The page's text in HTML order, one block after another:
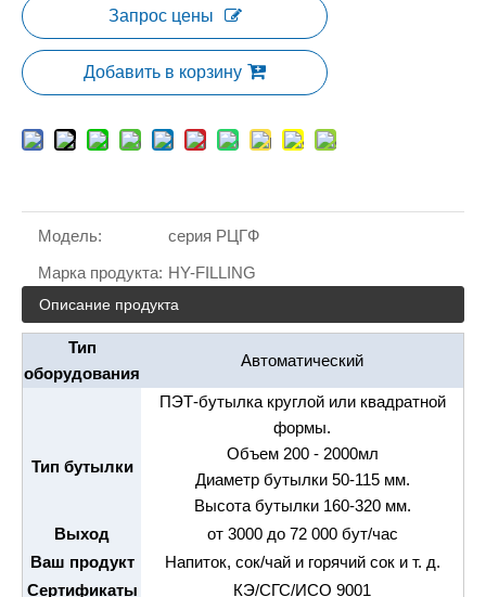
Запрос цены
Добавить в корзину
Модель:
серия РЦГФ
Марка продукта: HY-FILLING
Описание продукта
Тип
оборудования
Автоматический
Тип бутылки
ПЭТ-бутылка круглой или квадратной
формы.
Объем 200 - 2000мл
Диаметр бутылки 50-115 мм.
Высота бутылки 160-320 мм.
Выход
от 3000 до 72 000 бут/час
Ваш продукт
Напиток, сок/чай и горячий сок и т. д.
Сертификаты
КЭ/СГС/ИСО 9001